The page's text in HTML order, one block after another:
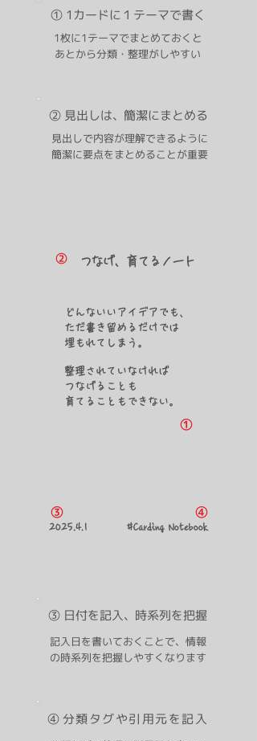
① 1カードに１テーマで書く
1枚に1テーマでまとめておくと
あとから分類・整理がしやすい
② 見出しは、 簡潔にまとめる
見出しで内容が理解できるように
​簡潔に要点をまとめることが重要
④
つなげ、育てるノート
#Carding Notebook
整理されていなければ
つなげることも
​育てることもできない。
①
​②
​③
2025.4.1
どんないいアイデアでも、
ただ書き留めるだけでは
​埋もれてしまう。
③ 日付を記入、 時系列を把握
記入日を書いておくことで、情報
​の時系列を把握しやすくなります
④分類タグや引用元を記入